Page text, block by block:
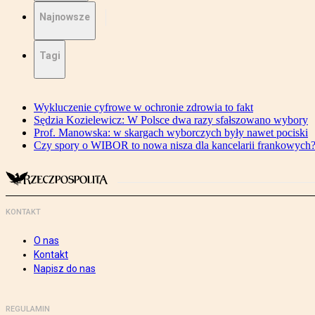
Najnowsze
Tagi
Wykluczenie cyfrowe w ochronie zdrowia to fakt
Sędzia Kozielewicz: W Polsce dwa razy sfałszowano wybory
Prof. Manowska: w skargach wyborczych były nawet pociski
Czy spory o WIBOR to nowa nisza dla kancelarii frankowych?
KONTAKT
O nas
Kontakt
Napisz do nas
REGULAMIN